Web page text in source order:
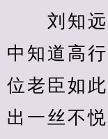
刘知远
中知道高
位老臣如
出一丝不悦